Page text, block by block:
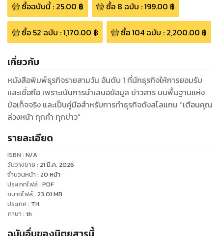
ซื้อฉบับนี้: 25.00 ฿ ซื้อ 8 ฉบับ :199.00 ฿
ซื้อ 52 ฉบับ :1,170.00 ฿ ซื้อ104ฉบับ : 2,200.00 ฿
เกี่ยวกับ
หนังสือพิมพ์ธุรกิจรายสามวัน อันดับ 1 ที่นักธุรกิจให้การยอมรับ
และเชื่อถือ เพราะเน้นการนำเสนอข้อมูล ข่าวสาร บนพื้นฐานแห่ง
ข้อเท็จจริง และเป็นคู่มือสำหรับการทำธุรกิจดังสโลแกน “เตือนคุณ
ล่วงหน้า ทุกคำ ทุกข่าว”
รายละเอียด
ISBN : N/A
วันวางขาย : 21 มี.ค. 2026
จำนวนหน้า : 20 หน้า
ประเภทไฟล์: PDF
ขนาดไฟล์: 23.01 MB
ประเทศ: TH
ภาษา : th